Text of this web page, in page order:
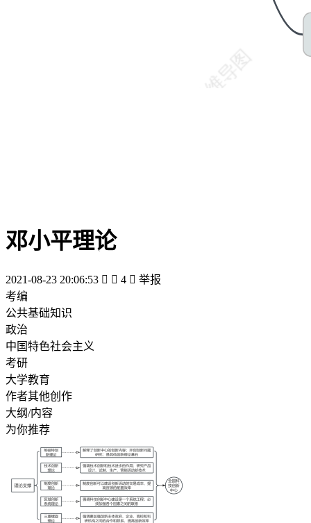
邓小平理论
2021-08-23 20:06:53   4  举报
考编
公共基础知识
政治
中国特色社会主义
考研
大学教育
作者其他创作
大纲/内容
为你推荐